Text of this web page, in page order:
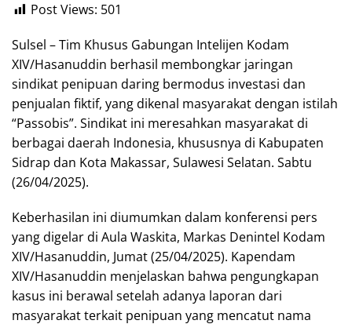
Post Views: 501
Sulsel – Tim Khusus Gabungan Intelijen Kodam
XIV/Hasanuddin berhasil membongkar jaringan
sindikat penipuan daring bermodus investasi dan
penjualan fiktif, yang dikenal masyarakat dengan istilah
“Passobis”. Sindikat ini meresahkan masyarakat di
berbagai daerah Indonesia, khususnya di Kabupaten
Sidrap dan Kota Makassar, Sulawesi Selatan. Sabtu
(26/04/2025).
Keberhasilan ini diumumkan dalam konferensi pers
yang digelar di Aula Waskita, Markas Denintel Kodam
XIV/Hasanuddin, Jumat (25/04/2025). Kapendam
XIV/Hasanuddin menjelaskan bahwa pengungkapan
kasus ini berawal setelah adanya laporan dari
masyarakat terkait penipuan yang mencatut nama